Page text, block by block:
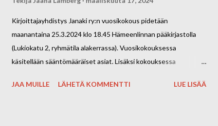
Kirjoittajayhdistys Janaki ry:n vuosikokous pidetään
maanantaina 25.3.2024 klo 18.45 Hämeenlinnan pääkirjastolla
(Lukiokatu 2, ryhmätila alakerrassa). Vuosikokouksessa
käsitellään sääntömääräiset asiat. Lisäksi kokouksessa
johtokunnan (hallituksen) kokoonpanoa. Ennen vuosikokousta
JAA MUILLE LÄHETÄ KOMMENTTI LUE LISÄÄ